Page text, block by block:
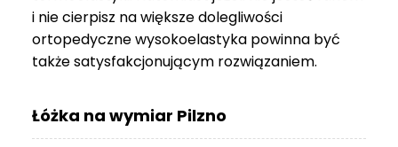
i nie cierpisz na większe dolegliwości
ortopedyczne wysokoelastyka powinna być
także satysfakcjonującym rozwiązaniem.
Łóżka na wymiar Pilzno